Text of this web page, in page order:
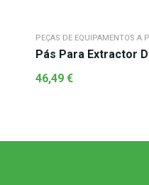
PEÇAS DE EQUIPAMENTOS A
Pás Para Extractor
46,49 €